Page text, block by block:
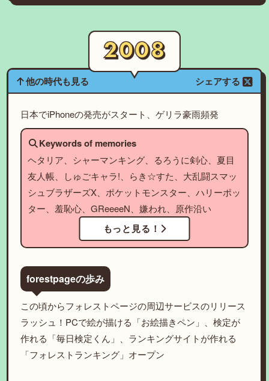
他の時代も見る シェアする
日本でiPhoneの発売がスタート、ゲリラ豪雨頻発
Keywords of memories
ヘタリア、シャーマンキング、るろうに剣心、夏目
友人帳、しゅごキャラ!、らき☆すた、大乱闘スマッ
シュブラザーズX、ポケットモンスター、ハリーポッ
ター、羞恥心、GReeeeN、嫌われ、原作沿い
もっと見る！
forestpageの歩み
この頃からフォレストページの周辺サービスのリリース
ラッシュ！PCで絵が描ける「お絵描きペン」、検定が
作れる「毎日検定くん」、ランキングサイトが作れる
「フォレストランキング」オープン